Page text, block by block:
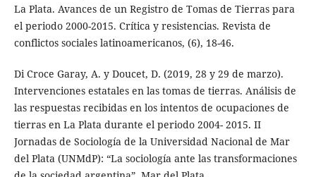
La Plata. Avances de un Registro de Tomas de Tierras para
el periodo 2000-2015. Crítica y resistencias. Revista de
conflictos sociales latinoamericanos, (6), 18-46.
Di Croce Garay, A. y Doucet, D. (2019, 28 y 29 de marzo).
Intervenciones estatales en las tomas de tierras. Análisis de
las respuestas recibidas en los intentos de ocupaciones de
tierras en La Plata durante el periodo 2004- 2015. II
Jornadas de Sociología de la Universidad Nacional de Mar
del Plata (UNMdP): “La sociología ante las transformaciones